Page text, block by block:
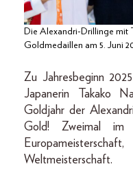
Die Alexandri-Drillinge mit
Goldmedaillen am 5. Juni
Zu Jahresbeginn
Japanerin Takako
Goldjahr der
Gold! Zweimal
Weltmeisterschaft.